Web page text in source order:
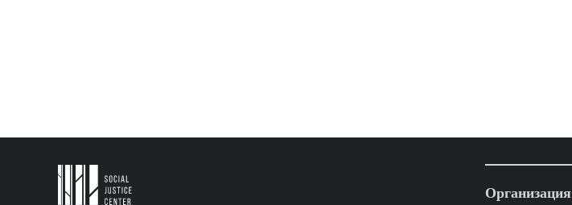
Организация